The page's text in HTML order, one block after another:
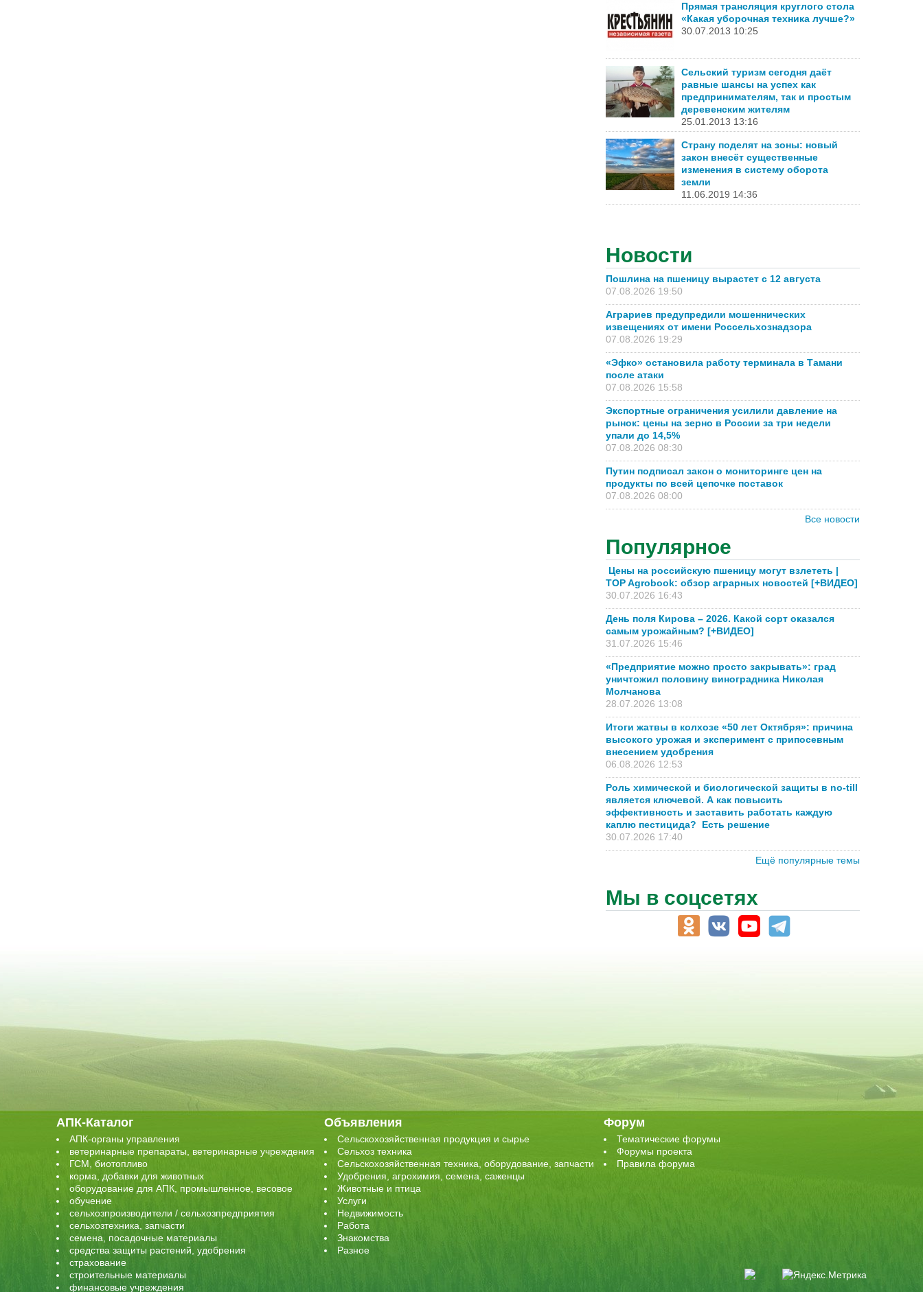
Прямая трансляция круглого стола
«Какая уборочная техника лучше?»
30.07.2013 10:25
Сельский туризм сегодня даёт
равные шансы на успех как
предпринимателям, так и простым
деревенским жителям
25.01.2013 13:16
Страну поделят на зоны: новый
закон внесёт существенные
изменения в систему оборота
земли
11.06.2019 14:36
Новости
Пошлина на пшеницу вырастет с 12 августа
07.08.2026 19:50
Аграриев предупредили мошеннических
извещениях от имени Россельхознадзора
07.08.2026 19:29
«Эфко» остановила работу терминала в Тамани
после атаки
07.08.2026 15:58
Экспортные ограничения усилили давление на
рынок: цены на зерно в России за три недели
упали до 14,5%
07.08.2026 08:30
Путин подписал закон о мониторинге цен на
продукты по всей цепочке поставок
07.08.2026 08:00
Все новости
Популярное
Цены на российскую пшеницу могут взлететь |
TOP Agrobook: обзор аграрных новостей [+ВИДЕО]
30.07.2026 16:43
День поля Кирова – 2026. Какой сорт оказался
самым урожайным? [+ВИДЕО]
31.07.2026 15:46
«Предприятие можно просто закрывать»: град
уничтожил половину виноградника Николая
Молчанова
28.07.2026 13:08
Итоги жатвы в колхозе «50 лет Октября»: причина
высокого урожая и эксперимент с припосевным
внесением удобрения
06.08.2026 12:53
Роль химической и биологической защиты в no-till
является ключевой. А как повысить
эффективность и заставить работать каждую
каплю пестицида? Есть решение
30.07.2026 17:40
Ещё популярные темы
Мы в соцсетях
АПК-Каталог
АПК-органы управления
ветеринарные препараты, ветеринарные учреждения
ГСМ, биотопливо
корма, добавки для животных
оборудование для АПК, промышленное, весовое
обучение
сельхозпроизводители / сельхозпредприятия
сельхозтехника, запчасти
семена, посадочные материалы
средства защиты растений, удобрения
страхование
строительные материалы
финансовые учреждения
Объявления
Сельскохозяйственная продукция и сырье
Сельхоз техника
Сельскохозяйственная техника, оборудование, запчасти
Удобрения, агрохимия, семена, саженцы
Животные и птица
Услуги
Недвижимость
Работа
Знакомства
Разное
Форум
Тематические форумы
Форумы проекта
Правила форума